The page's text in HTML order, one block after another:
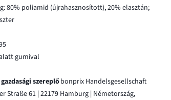
80% poliamid (újrahasznosított), 20% elasztán;
gumival
szereplőbonprix Handelsgesellschaft
Straße 61 | 22179 Hamburg | Németország,